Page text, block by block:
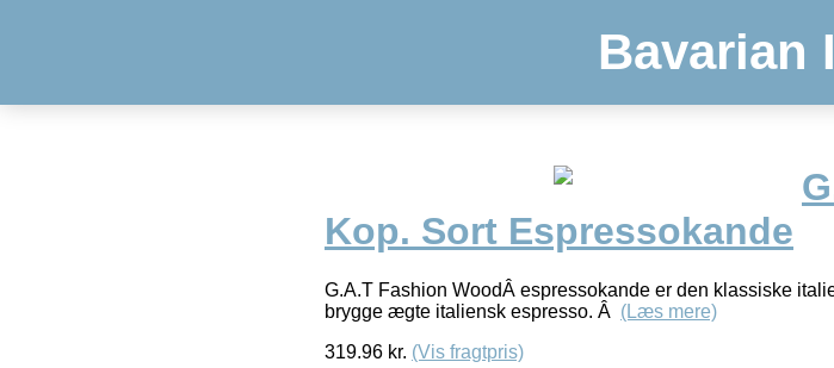
Bavarian
Kop. Sort Espressokande
G.A.T Fashion WoodÂ espressokande er den klassiske
brygge ægte italiensk espresso. Â (Læs mere)
319.96 kr. (Vis fragtpris)